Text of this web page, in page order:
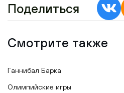
Поделиться
Смотрите также
Ганнибал Барка
Олимпийские игры